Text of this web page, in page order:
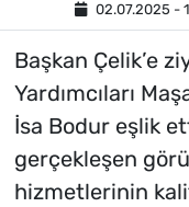
02.07.2025 -
Başkan Çelik’e
Yardımcıları
İsa Bodur eşlik
gerçekleşen
hizmetlerinin